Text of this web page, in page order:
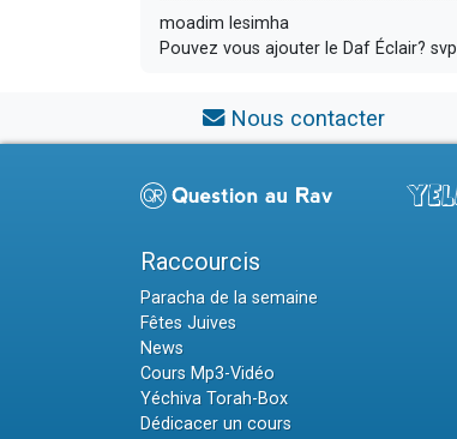
moadim lesimha
Pouvez vous ajouter le Daf Éclair? svp
Nous contacter
Raccourcis
Paracha de la semaine
Fêtes Juives
News
Cours Mp3-Vidéo
Yéchiva Torah-Box
Dédicacer un cours